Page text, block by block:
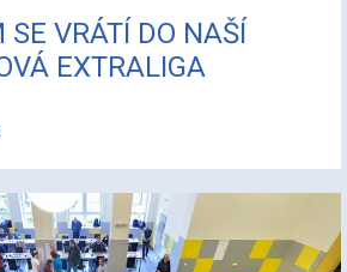
SE VRÁTÍ DO NAŠÍ
EXTRALIGA